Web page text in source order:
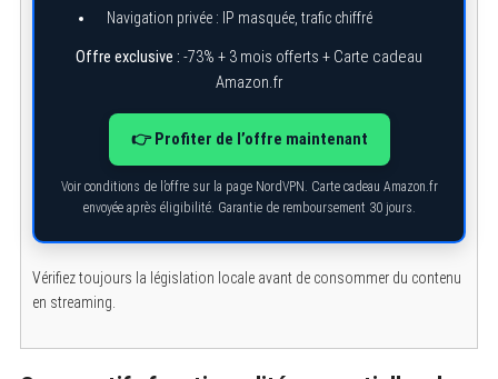
Navigation privée : IP masquée, trafic chiffré
Offre exclusive : -73% + 3 mois offerts + Carte cadeau
Amazon.fr
👉 Profiter de l’offre maintenant
Voir conditions de l’offre sur la page NordVPN. Carte cadeau Amazon.fr
envoyée après éligibilité. Garantie de remboursement 30 jours.
Vérifiez toujours la législation locale avant de consommer du contenu
en streaming.